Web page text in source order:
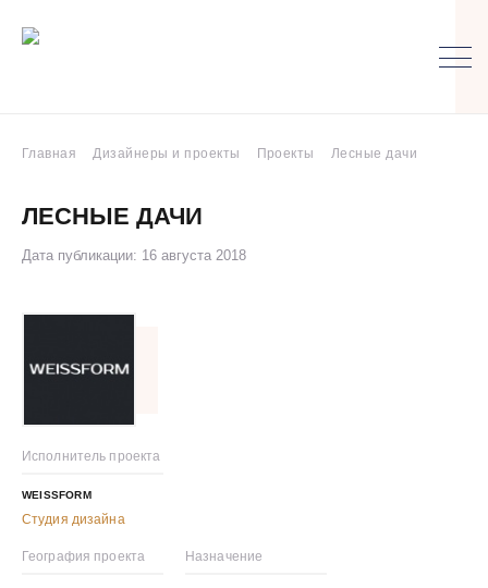
Главная Дизайнеры и проекты Проекты Лесные дачи
ЛЕСНЫЕ ДАЧИ
Дата публикации: 16 августа 2018
Исполнитель проекта
WEISSFORM
Студия дизайна
География проекта Назначение